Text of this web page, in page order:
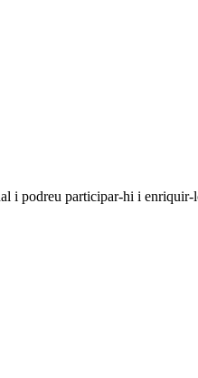
i podreu participar-hi i enriquir-